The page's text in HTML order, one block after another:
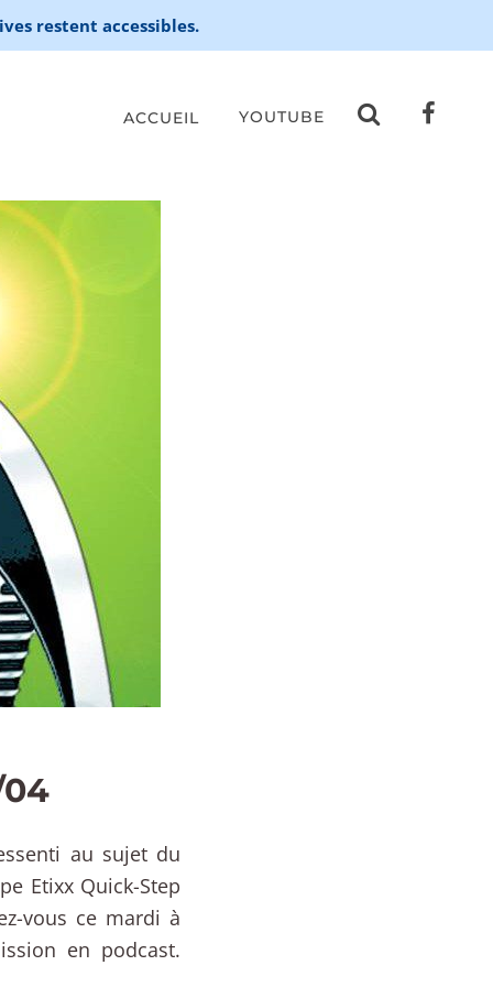
restent accessibles.
ACCUEIL YOUTUBE
04
au sujet du
Etixx Quick-Step
vous ce mardi à
en podcast.